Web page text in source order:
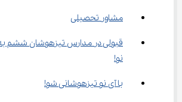
مشاور تحصیلی
قبولی در مدارس تیزهوشان ششم
نو!
با آی نو تیزهوشانی شو!